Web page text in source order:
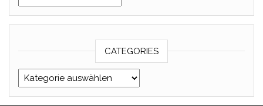
CATEGORIES
Categories